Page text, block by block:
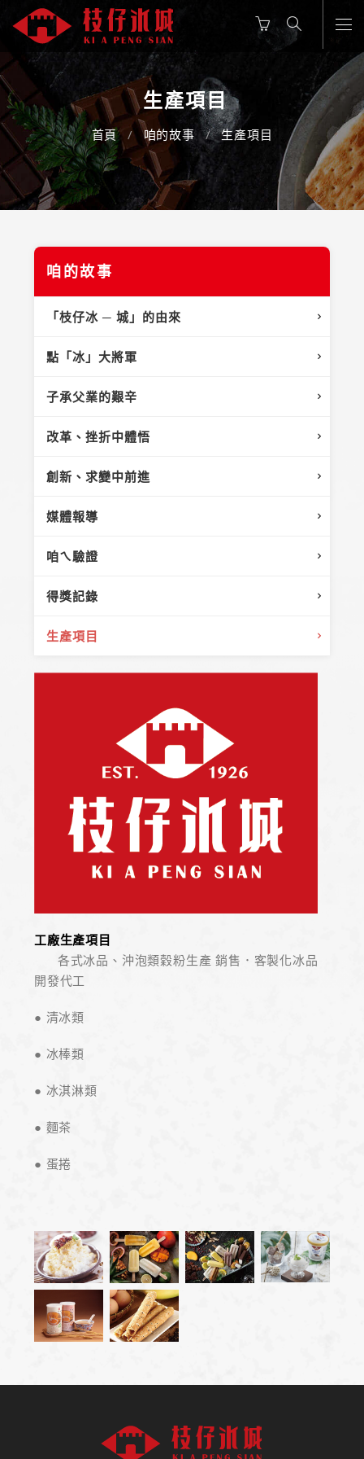
生產項目
首頁 咱的故事 生產項目
咱的故事
「枝仔冰 ─ 城」的由來
點「冰」大將軍
子承父業的艱辛
改革、挫折中體悟
創新、求變中前進
媒體報導
咱ㄟ驗證
得獎記錄
生產項目
工廠生產項目
各式冰品、沖泡類穀粉生產 銷售．客製化冰品
開發代工
● 清冰類
● 冰棒類
● 冰淇淋類
● 麵茶
● 蛋捲